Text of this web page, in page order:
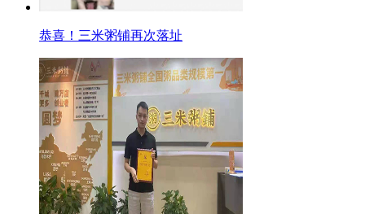
恭喜！三米粥铺再次落址